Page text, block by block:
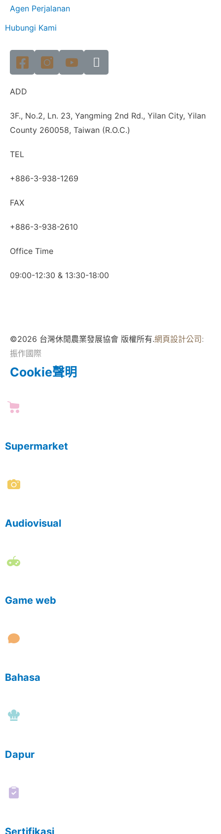
Agen Perjalanan
Hubungi Kami
ADD
3F., No.2, Ln. 23, Yangming 2nd Rd., Yilan City, Yilan
County 260058, Taiwan (R.O.C.)
TEL
+886-3-938-1269
FAX
+886-3-938-2610
Office Time
09:00-12:30 & 13:30-18:00
©2026 台灣休閒農業發展協會 版權所有.網頁設計公司 :
振作國際
Cookie聲明
Supermarket
Audiovisual
Game web
Bahasa
Dapur
Sertifikasi